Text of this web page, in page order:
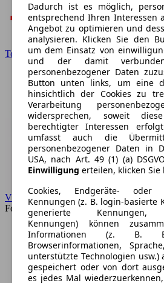
Toyota
VW
Forum
Dadurch ist es möglich,
entsprechend Ihren Interessen
Angebot zu optimieren und
analysieren. Klicken Sie den
um dem Einsatz von
und der damit
personenbezogener Daten
Button unten links, um eine
hinsichtlich der Cookies zu
Verarbeitung
widersprechen, soweit
berechtigter Interessen
umfasst auch die
personenbezogener Daten in
USA, nach Art. 49 (1) (a)
Einwilligung erteilen, klicken Sie
Cookies, Endgeräte- oder
Kennungen (z. B. login-basierte
generierte Kennungen,
Kennungen) können
Informationen (z. B.
Browserinformationen,
unterstützte Technologien
gespeichert oder von dort
es jedes Mal